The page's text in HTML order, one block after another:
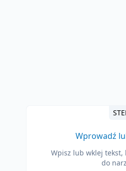
Wprowadź
Wpisz lub wklej tekst,
do